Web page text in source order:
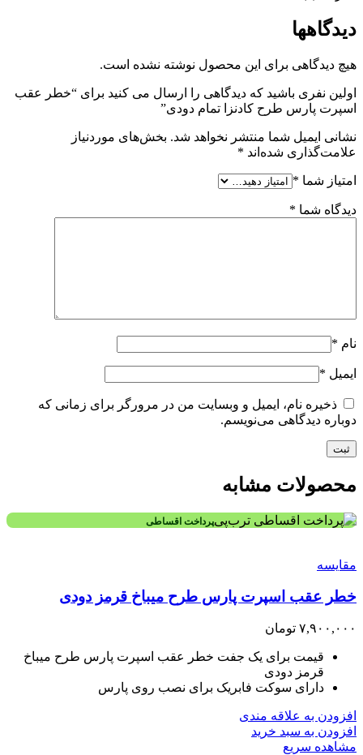
دیدگاهها
هیچ دیدگاهی برای این محصول نوشته نشده است.
اولین نفری باشید که دیدگاهی را ارسال می کنید برای “خطر عقب
اسپرت پارس طرح کادنزا تمام دودی”
نشانی ایمیل شما منتشر نخواهد شد. بخش‌های موردنیاز
علامت‌گذاری شده‌اند *
امتیاز شما *
دیدگاه شما *
نام *
ایمیل *
ذخیره نام، ایمیل و وبسایت من در مرورگر برای زمانی که
دوباره دیدگاهی می‌نویسم.
محصولات مشابه
پرداخت اقساطی
مقایسه
خطر عقب اسپرت پارس طرح میباخ قرمز دودی
۷,۹۰۰,۰۰۰ تومان
قیمت برای یک جفت خطر عقب اسپرت پارس طرح میباخ
قرمز دودی
دارای سوکت فابریک برای نصب روی پارس
افزودن به علاقه مندی
افزودن به سبد خرید
مشاهده سریع